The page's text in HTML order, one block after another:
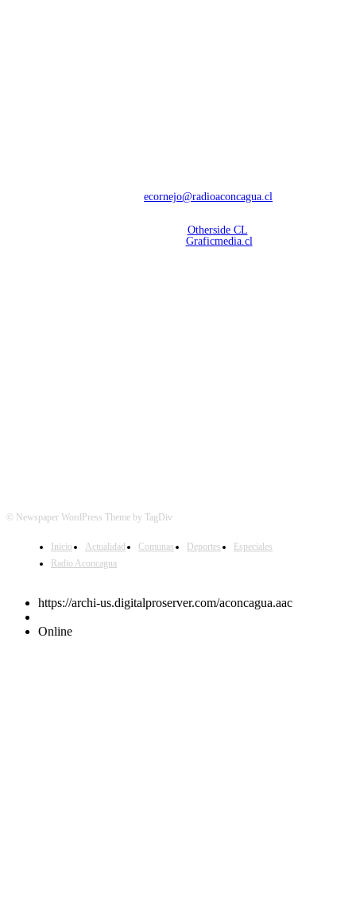
ecornejo@radioaconcagua.cl
Otherside CL
Graficmedia.cl
© Newspaper WordPress Theme by TagDiv
Inicio Actualidad Comunas Deportes
Especiales
Radio Aconcagua
https://archi-us.digitalproserver.com/aconcagua.aac
Online